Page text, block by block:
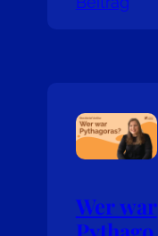
Wer war
Pythago